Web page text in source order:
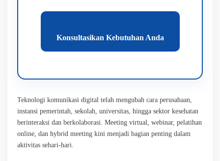
Konsultasikan Kebutuhan Anda
Teknologi komunikasi digital telah mengubah cara perusahaan,
instansi pemerintah, sekolah, universitas, hingga sektor kesehatan
berinteraksi dan berkolaborasi. Meeting virtual, webinar, pelatihan
online, dan hybrid meeting kini menjadi bagian penting dalam
aktivitas sehari-hari.